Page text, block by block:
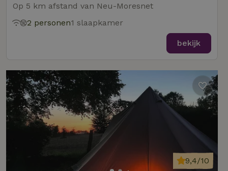
Op 5 km afstand van Neu-Moresnet
2 personen1 slaapkamer
bekijk
9,4/10